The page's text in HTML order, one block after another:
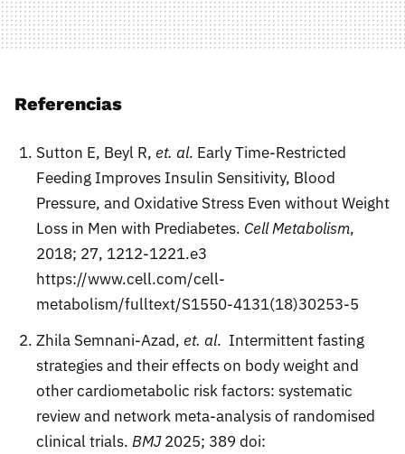
Referencias
Sutton E, Beyl R, et. al. Early Time-Restricted
Feeding Improves Insulin Sensitivity, Blood
Pressure, and Oxidative Stress Even without Weight
Loss in Men with Prediabetes. Cell Metabolism,
2018; 27, 1212-1221.e3
https://www.cell.com/cell-
metabolism/fulltext/S1550-4131(18)30253-5
Zhila Semnani-Azad, et. al. Intermittent fasting
strategies and their effects on body weight and
other cardiometabolic risk factors: systematic
review and network meta-analysis of randomised
clinical trials. BMJ2025; 389 doi: